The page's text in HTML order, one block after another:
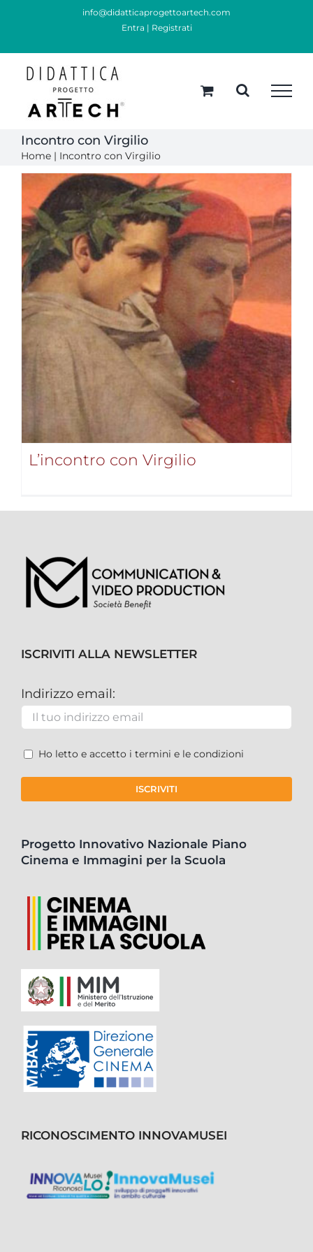
content
info@didatticaprogettoartech.com
Entra | Registrati
Incontro con Virgilio
Home | Incontro con Virgilio
L’incontro con Virgilio
ISCRIVITI ALLA NEWSLETTER
Indirizzo email:
Ho letto e accetto i termini e le condizioni
Progetto Innovativo Nazionale Piano
Cinema e Immagini per la Scuola
RICONOSCIMENTO INNOVAMUSEI